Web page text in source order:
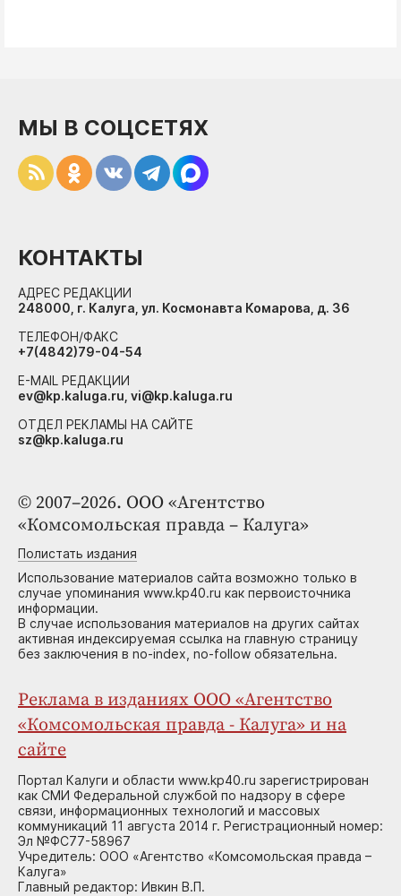
© 2007–2026. ООО «Агентство
«Комсомольская правда – Калуга»
Полистать издания
Использование материалов сайта возможно только в
случае упоминания www.kp40.ru как первоисточника
информации.
В случае использования материалов на других сайтах
активная индексируемая ссылка на главную страницу
без заключения в no-index, no-follow обязательна.
Реклама в изданиях ООО «Агентство
«Комсомольская правда - Калуга» и на
сайте
Портал Калуги и области www.kp40.ru зарегистрирован
как СМИ Федеральной службой по надзору в сфере
связи, информационных технологий и массовых
коммуникаций 11 августа 2014 г. Регистрационный номер:
Эл №ФС77-58967
Учредитель: ООО «Агентство «Комсомольская правда –
Калуга»
Главный редактор: Ивкин В.П.
МЫ В СОЦСЕТЯХ
КОНТАКТЫ
АДРЕС РЕДАКЦИИ
248000, г. Калуга, ул. Космонавта Комарова, д. 36
ТЕЛЕФОН/ФАКС
+7(4842)79-04-54
E-MAIL РЕДАКЦИИ
ev@kp.kaluga.ru, vi@kp.kaluga.ru
ОТДЕЛ РЕКЛАМЫ НА САЙТЕ
sz@kp.kaluga.ru